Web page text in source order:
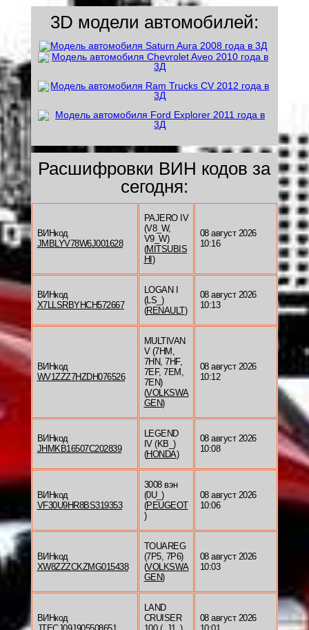
3D модели автомобилей:
Расшифровки ВИН кодов за
сегодня:
ВИНкод
JMBLYV78W6J001628
PAJERO IV
(V8_W,
V9_W)
(MITSUBIS
HI )
08 август 2026
10:16
ВИНкод
X7LLSRBYHCH572667
LOGAN I
(LS_)
(RENAULT)
08 август 2026
10:13
ВИНкод
WV1ZZZ7HZDH076526
MULTIVAN
V (7HM,
7HN, 7HF,
7EF, 7EM,
7EN)
(VOLKSWA
GEN)
08 август 2026
10:12
ВИНкод
JHMKB16507C202839
LEGEND
IV (KB_)
(HONDA)
08 август 2026
10:08
ВИНкод
VF30U9HR8BS319353
3008 вэн
(0U_)
(PEUGEOT
)
08 август 2026
10:06
ВИНкод
XW8ZZZCKZMG015438
TOUAREG
(7P5, 7P6)
(VOLKSWA
GEN)
08 август 2026
10:03
ВИНкод
LAND
CRUISER
08 август 2026